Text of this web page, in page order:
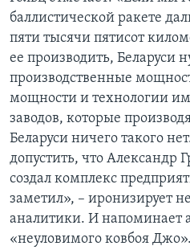
баллистической ракете
пяти тысячи пятисот
ее производить, Беларуси
производственные
мощности и технологии
заводов, которые
Беларуси ничего такого
допустить, что Александр
создал комплекс
заметил», – иронизирует
аналитики. И напоминает
«неуловимого ковбоя Джо».